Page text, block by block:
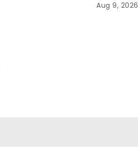
Aug 9, 2026